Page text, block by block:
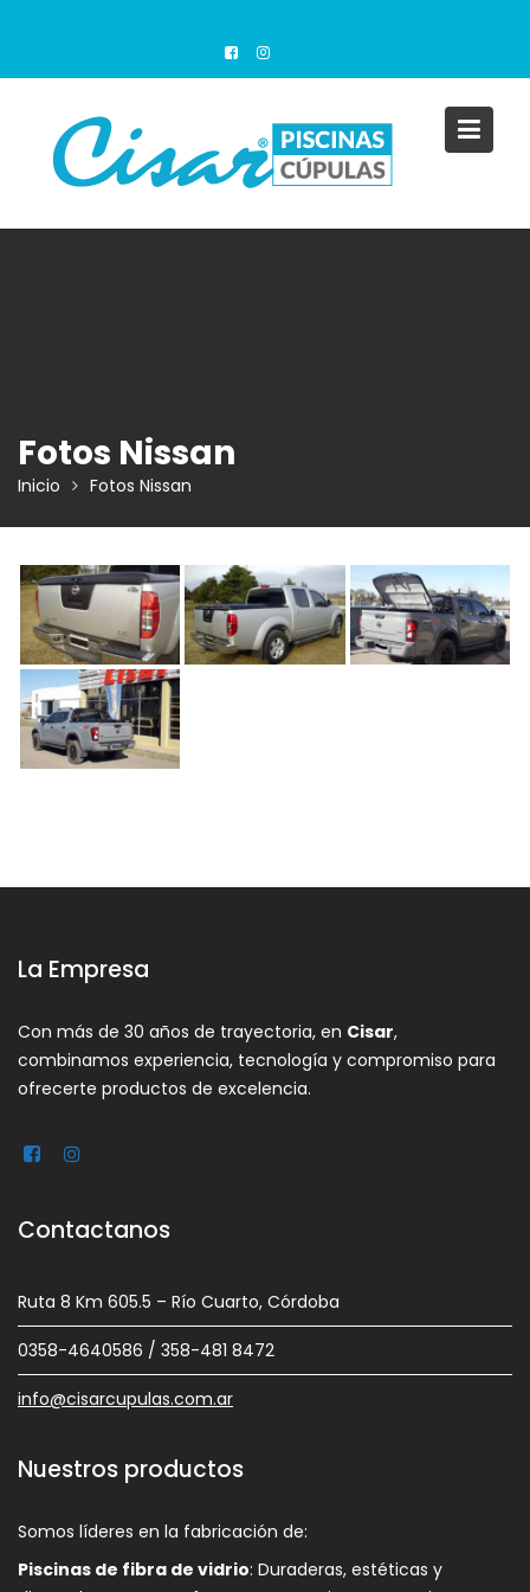
Fotos Nissan
Inicio Fotos Nissan
La Empresa
Con más de 30 años de trayectoria, en Cisar,
combinamos experiencia, tecnología y compromiso para
ofrecerte productos de excelencia.
Contactanos
Ruta 8 Km 605.5 – Río Cuarto, Córdoba
0358-4640586 / 358-481 8472
info@cisarcupulas.com.ar
Nuestros productos
Somos líderes en la fabricación de:
Piscinas de fibra de vidrio: Duraderas, estéticas y